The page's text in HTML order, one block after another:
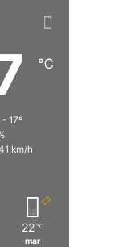
℃
- 17º
km/h
22 ℃
mar